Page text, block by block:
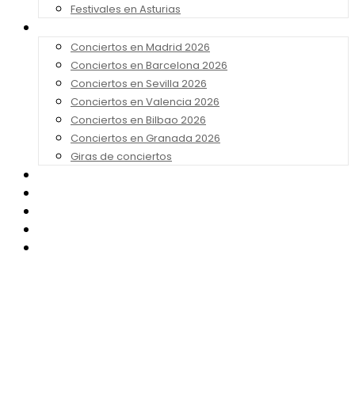
Festivales en Asturias
Conciertos en Madrid 2026
Conciertos en Barcelona 2026
Conciertos en Sevilla 2026
Conciertos en Valencia 2026
Conciertos en Bilbao 2026
Conciertos en Granada 2026
Giras de conciertos